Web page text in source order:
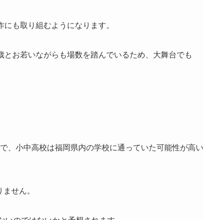
も取り組むようになります。
お若いながらも場数を踏んでいるため、大舞台でも
、小中高校は福岡県内の学校に通っていた可能性が高い
せん。